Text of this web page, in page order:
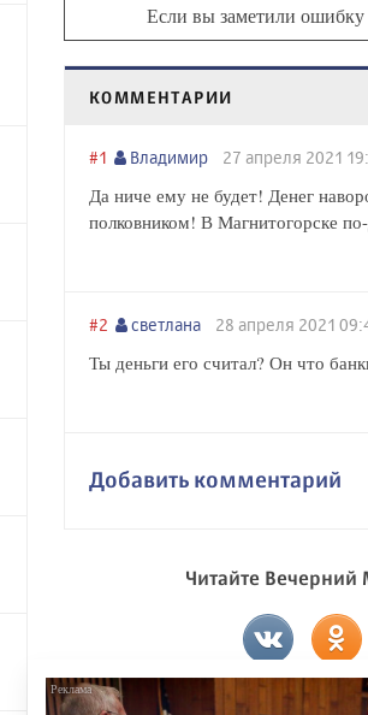
Если вы заметили ошибку
КОММЕНТАРИИ
#1 Владимир 27 апреля 2021
Да ниче ему не будет! Денег
полковником! В Магнитогорске
#2 светлана 28 апреля 2021
Ты деньги его считал? Он что
Добавить комментарий
Читайте Вечерний